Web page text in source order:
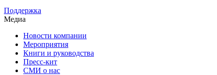
Поддержка
Медиа
Новости компании
Мероприятия
Книги и руководства
Пресс-кит
СМИ о нас